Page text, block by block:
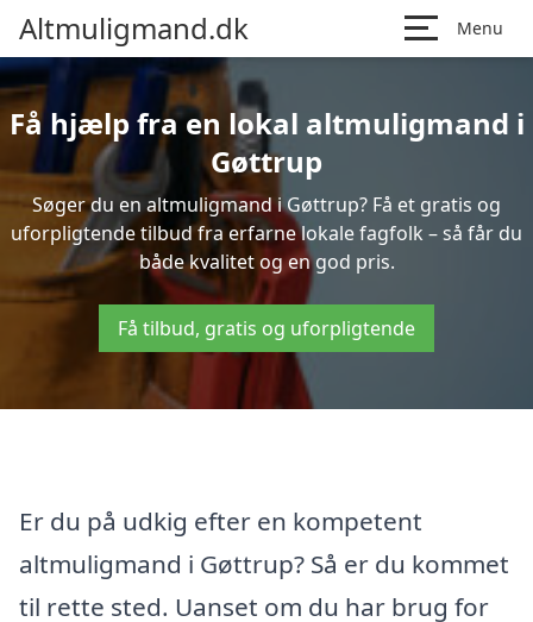
Altmuligmand.dk Menu
Få hjælp fra en lokal altmuligmand i
Gøttrup
Søger du en altmuligmand i Gøttrup? Få et gratis og
uforpligtende tilbud fra erfarne lokale fagfolk – så får du
både kvalitet og en god pris.
Få tilbud, gratis og uforpligtende
Er du på udkig efter en kompetent
altmuligmand i Gøttrup? Så er du kommet
til rette sted. Uanset om du har brug for